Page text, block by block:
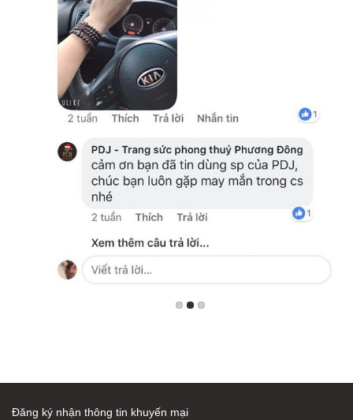
Đăng ký nhận thông tin khuyến mại